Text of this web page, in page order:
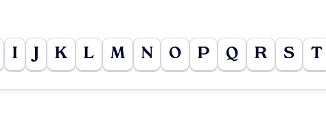
I K L M N O P Q R S T